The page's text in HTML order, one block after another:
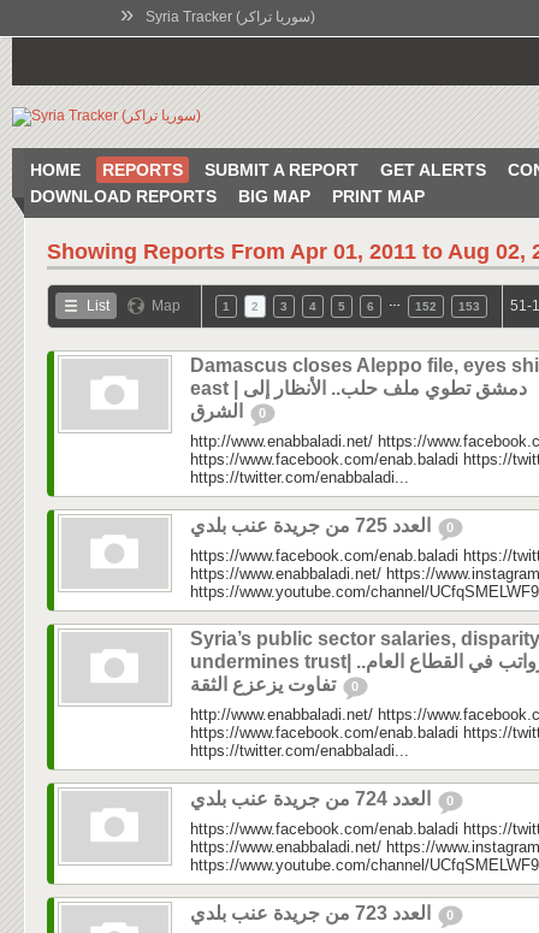
» Syria Tracker (سوريا تراكر)
HOME REPORTS SUBMIT A REPORT GET ALERTS
DOWNLOAD REPORTS
BIG MAP PRINT MAP
Showing Reports From Apr 01, 2011 to Aug 02,
List Map 1 2 3 4 5 6 152 153 51-
Damascus closes Aleppo file, eyes
east | دمشق تطوي ملف حلب.. الأنظار إلى
0
http://www.enabbaladi.net/ https://
https://www.facebook.com/enab.baladi https://
https://twitter.com/enabbaladi...
0
https://www.facebook.com/enab.baladi https://
https://www.enabbaladi.net/ https://
https://www.youtube.com/channel/
Syria’s public sector salaries, disparity
undermines trust| الرواتب في القطاع العام..
تفاوت يزعزع الثقة
0
http://www.enabbaladi.net/ https://
https://www.facebook.com/enab.baladi https://
https://twitter.com/enabbaladi...
0
https://www.facebook.com/enab.baladi https://
https://www.enabbaladi.net/ https://
https://www.youtube.com/channel/
0